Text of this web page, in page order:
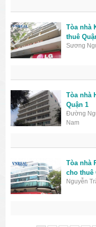
Tòa nhà
thuê
Sương
Tòa nhà
Quận 1
Đường
Nam
Tòa nhà
cho thuê
Nguyễn